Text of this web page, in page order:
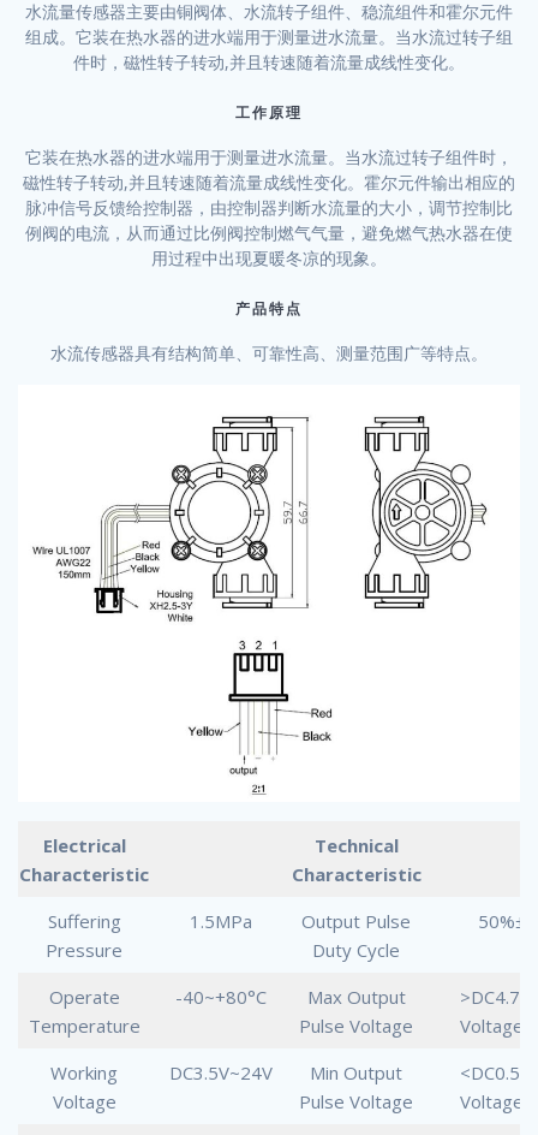
水流量传感器主要由铜阀体、水流转子组件、稳流组件和霍尔元件
组成。它装在热水器的进水端用于测量进水流量。当水流过转子组
件时，磁性转子转动,并且转速随着流量成线性变化。
工作原理
它装在热水器的进水端用于测量进水流量。当水流过转子组件时，
磁性转子转动,并且转速随着流量成线性变化。霍尔元件输出相应的
脉冲信号反馈给控制器，由控制器判断水流量的大小，调节控制比
例阀的电流，从而通过比例阀控制燃气气量，避免燃气热水器在使
用过程中出现夏暖冬凉的现象。
产品特点
水流传感器具有结构简单、可靠性高、测量范围广等特点。
Electrical
Characteristic
Technical
Characteristic
Suffering
Pressure
1.5MPa
Output Pulse
Duty Cycle
Operate
Temperature
-40~+80°C
Max Output
Pulse Voltage
Voltage
Working
Voltage
DC3.5V~24V
Min Output
Pulse Voltage
Voltage